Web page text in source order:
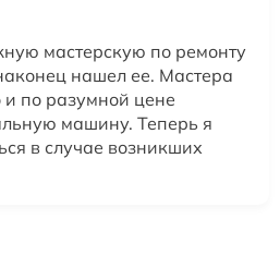
мастерскую по ремонту
нашел ее. Мастера
и по разумной цене
машину. Теперь я
в случае возникших